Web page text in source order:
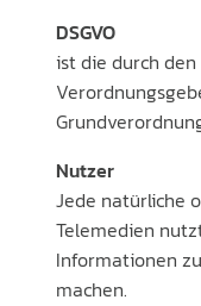
DSGVO
ist die durch
Nutzer
Jede natürliche
Telemedien
Informationen
machen.